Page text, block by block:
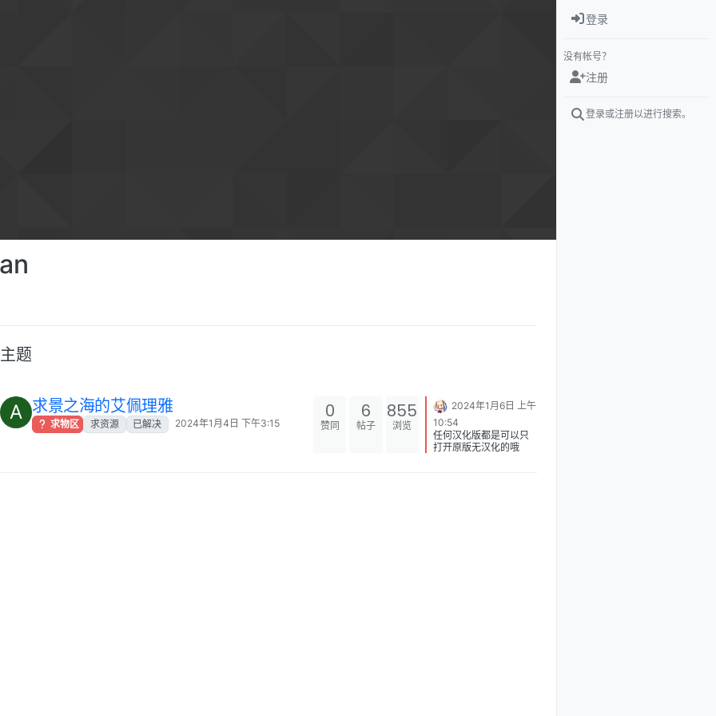
主题
A 求景之海的艾佩理雅
求物区 求资源 已解决 2024年1月4日 下午3:15
0
赞同
6
帖子
855
浏览
2024年1月6日 上午
10:54
任何汉化版都是可以只
打开原版无汉化的哦
登录
没有帐号？
注册
登录或注册以进行搜索。